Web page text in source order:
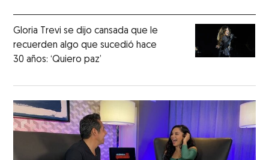
Gloria Trevi se dijo cansada que le
recuerden algo que sucedió hace
30 años: ‘Quiero paz’